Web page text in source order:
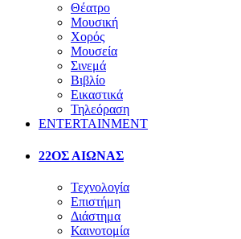
Θέατρο
Μουσική
Χορός
Μουσεία
Σινεμά
Βιβλίο
Εικαστικά
Τηλεόραση
ENTERTAINMENT
22ΟΣ ΑΙΩΝΑΣ
Τεχνολογία
Επιστήμη
Διάστημα
Καινοτομία